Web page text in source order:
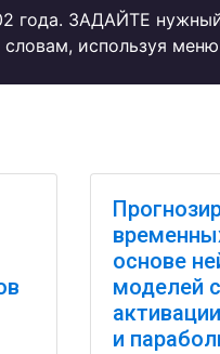
года. ЗАДАЙТЕ
используя
основе
моделей
и